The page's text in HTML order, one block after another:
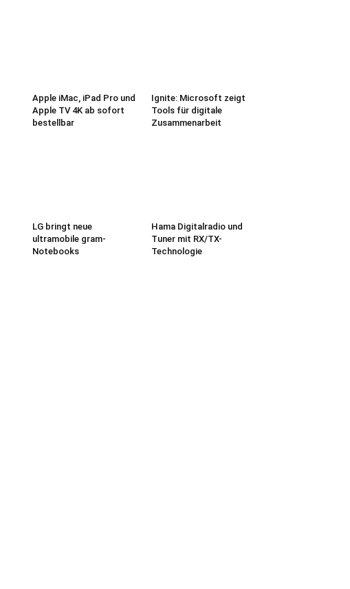
Apple iMac, iPad Pro und
Apple TV 4K ab sofort
bestellbar
Ignite: Microsoft zeigt
Tools für digitale
Zusammenarbeit
LG bringt neue
ultramobile gram-
Notebooks
Hama Digitalradio und
Tuner mit RX/TX-
Technologie